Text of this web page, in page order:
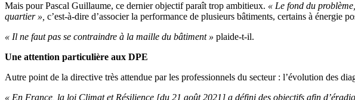
Mais pour Pascal Guillaume, ce dernier objectif paraît trop ambitieux. « Le fond du
quartier », c’est-à-dire d’associer la performance de plusieurs bâtiments, certains à
« Il ne faut pas se contraindre à la maille du bâtiment » plaide-t-il.
Une attention particulière aux DPE
Autre point de la directive très attendue par les professionnels du secteur : l’évolution des
« En France, la loi Climat et Résilience [du 21 août 2021] a défini des objectifs afin